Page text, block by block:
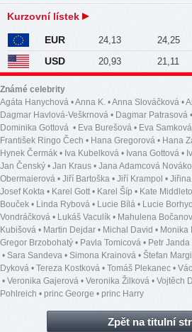
Kurzovní lístek
EUR 24,13 24,25
USD 20,93 21,11
Známé celebrity
Agáta Hanychová •Anna K. •Anna Slováčková •
Dagmar Havlová-Veškrnová • Dagmar Patrasová •
Dominika Gottová • Eva Burešová • Eva Samková
František Ringo Čech • Hana Gregorová • Hana
Hynek Čermák • Iva Kubelková • Ivana Gottová •
Jan Čenský • Jan Kraus • Jana Adamcová
Obermaierová • Jiří Bartoška • Jiří Krampol •
Josef Kokta • Karel Gott• Karel Šíp • Kate
Bouček • Linda Rybová • Lucie Bílá • Lucie
Vondráčková • Lukáš Vaculík • Mahulena
Kubišová • Martin Dejdar • Michal David • Monika
Gregor Brzobohatý • Pavla Tomicová • Petr Janda
• Sara Sandeva • Simona Krainová • Štefan
Dyková • Tereza Kostková • Tomáš Plekanec •
• Veronika Gajerová • Veronika Žilková • Vojtěch
Pohlreich • princ George • princ Harry
Zpět na titulní